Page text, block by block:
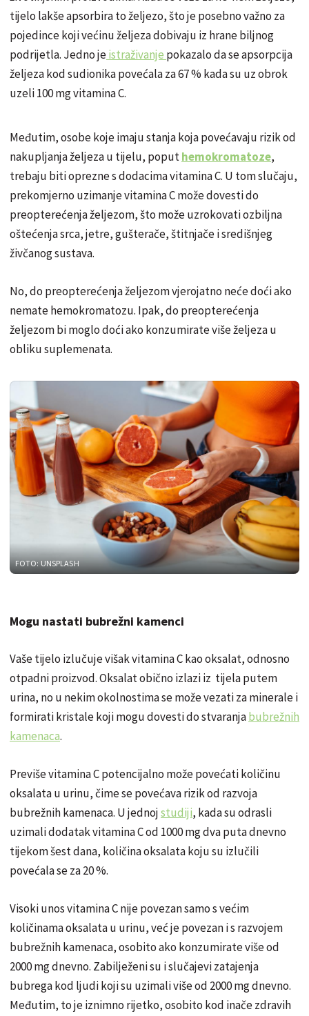
tijelo lakše apsorbira to željezo, što je posebno važno za
pojedince koji većinu željeza dobivaju iz hrane biljnog
podrijetla. Jedno jeistraživanje pokazalo da se apsorpcija
željeza kod sudionika povećala za 67 % kada su uz obrok
uzeli 100 mg vitamina C.
Međutim, osobe koje imaju stanja koja povećavaju rizik od
nakupljanja željeza u tijelu, poputhemokromatoze,
trebaju biti oprezne s dodacima vitamina C. U tom slučaju,
prekomjerno uzimanje vitamina C može dovesti do
preopterećenja željezom, što može uzrokovati ozbiljna
oštećenja srca, jetre, gušterače, štitnjače i središnjeg
živčanog sustava.
No, do preopterećenja željezom vjerojatno neće doći ako
nemate hemokromatozu. Ipak, do preopterećenja
željezom bi moglo doći ako konzumirate više željeza u
obliku suplemenata.
FOTO: UNSPLASH
Mogu nastati bubrežni kamenci
Vaše tijelo izlučuje višak vitamina C kao oksalat, odnosno
otpadni proizvod. Oksalat obično izlazi iz tijela putem
urina, no u nekim okolnostima se može vezati za minerale i
formirati kristale koji mogu dovesti do stvaranjabubrežnih
kamenaca.
Previše vitamina C potencijalno može povećati količinu
oksalata u urinu, čime se povećava rizik od razvoja
bubrežnih kamenaca. U jednojstudiji, kada su odrasli
uzimali dodatak vitamina C od 1000 mg dva puta dnevno
tijekom šest dana, količina oksalata koju su izlučili
povećala se za 20 %.
Visoki unos vitamina C nije povezan samo s većim
količinama oksalata u urinu, već je povezan i s razvojem
bubrežnih kamenaca, osobito ako konzumirate više od
2000 mg dnevno. Zabilježeni su i slučajevi zatajenja
bubrega kod ljudi koji su uzimali više od 2000 mg dnevno.
Međutim, to je iznimno rijetko, osobito kod inače zdravih